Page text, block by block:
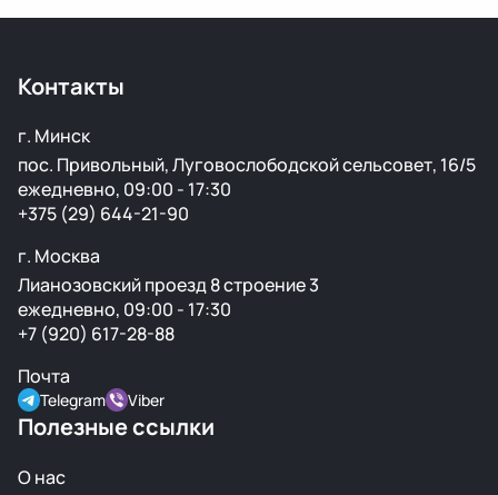
Контакты
г. Минск
пос. Привольный, Луговослободской сельсовет, 16/5
ежедневно, 09:00 - 17:30
+375 (29) 644-21-90
г. Москва
Лианозовский проезд 8 строение 3
ежедневно, 09:00 - 17:30
+7 (920) 617-28-88
Почта
Telegram Viber
Полезные ссылки
О нас